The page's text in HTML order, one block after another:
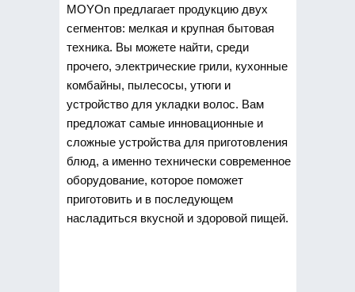
MOYOn предлагает продукцию двух
сегментов: мелкая и крупная бытовая
техника. Вы можете найти, среди
прочего, электрические грили, кухонные
комбайны, пылесосы, утюги и
устройство для укладки волос. Вам
предложат самые инновационные и
сложные устройства для приготовления
блюд, а именно технически современное
оборудование, которое поможет
приготовить и в последующем
насладиться вкусной и здоровой пищей.